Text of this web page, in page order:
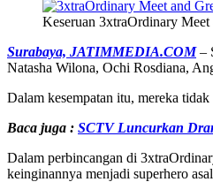
Keseruan 3xtraOrdinary
Surabaya, JATIMMEDIA.COM–
Natasha Wilona, Ochi Rosdiana,
Dalam kesempatan itu, mereka
Baca juga : SCTV Luncurkan
Dalam perbincangan di
keinginannya menjadi superhero